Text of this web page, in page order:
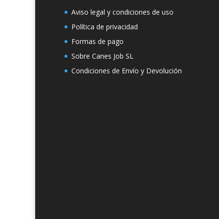
Aviso legal y condiciones de uso
Política de privacidad
Formas de pago
Sobre Canes Job SL
Condiciones de Envío y Devolución